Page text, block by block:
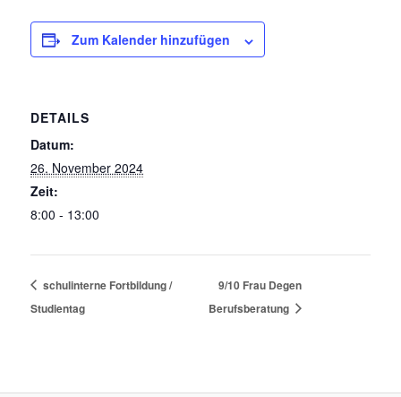
Zum Kalender hinzufügen
DETAILS
Datum:
26. November 2024
Zeit:
8:00 - 13:00
schulinterne Fortbildung /
Studientag
9/10 Frau Degen
Berufsberatung